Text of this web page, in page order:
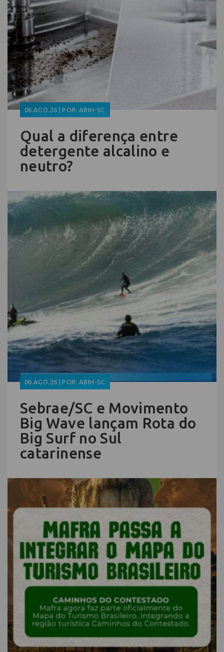
06.AGO.26 | POR: ABIH-SC
Qual a diferença entre
detergente alcalino e
neutro?
06.AGO.26 | POR: ABIH-SC
Sebrae/SC e Movimento
Big Wave lançam Rota do
Big Surf no Sul
catarinense